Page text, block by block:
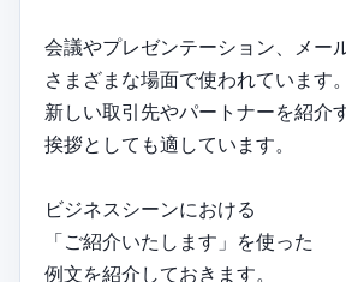
会議やプレゼンテーション、メー
さまざまな場面で使われています。
新しい取引先やパートナーを紹介
挨拶としても適しています。
ビジネスシーンにおける
「ご紹介いたします」を使った
例文を紹介しておきます。